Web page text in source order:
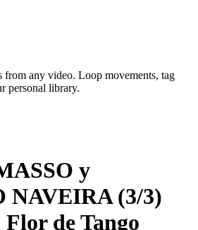
from any video. Loop movements, tag
personal library.
y
NAVEIRA (3/3)
de Tango